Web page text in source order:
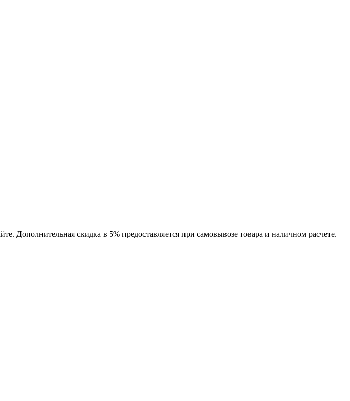
Дополнительная скидка в 5% предоставляется при самовывозе товара и наличном расчете.